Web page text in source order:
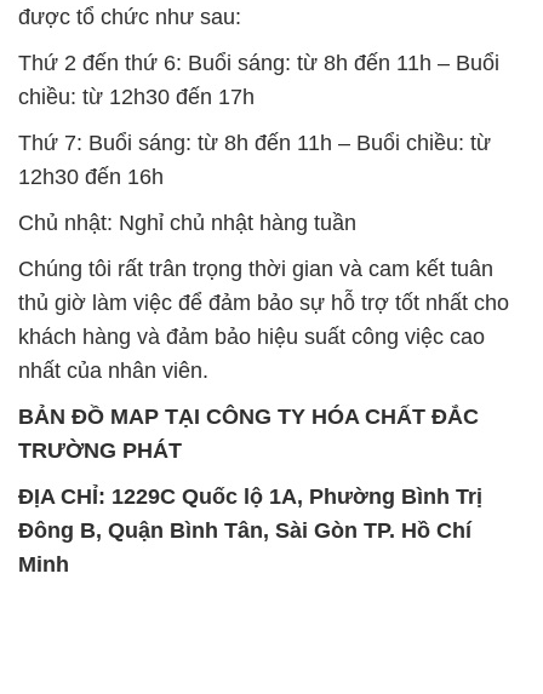
được tổ chức như sau:
Thứ 2 đến thứ 6: Buổi sáng: từ 8h đến 11h – Buổi
chiều: từ 12h30 đến 17h
Thứ 7: Buổi sáng: từ 8h đến 11h – Buổi chiều: từ
12h30 đến 16h
Chủ nhật: Nghỉ chủ nhật hàng tuần
Chúng tôi rất trân trọng thời gian và cam kết tuân
thủ giờ làm việc để đảm bảo sự hỗ trợ tốt nhất cho
khách hàng và đảm bảo hiệu suất công việc cao
nhất của nhân viên.
BẢN ĐỒ MAP TẠI CÔNG TY HÓA CHẤT ĐẮC
TRƯỜNG PHÁT
ĐỊA CHỈ: 1229C Quốc lộ 1A, Phường Bình Trị
Đông B, Quận Bình Tân, Sài Gòn TP. Hồ Chí
Minh